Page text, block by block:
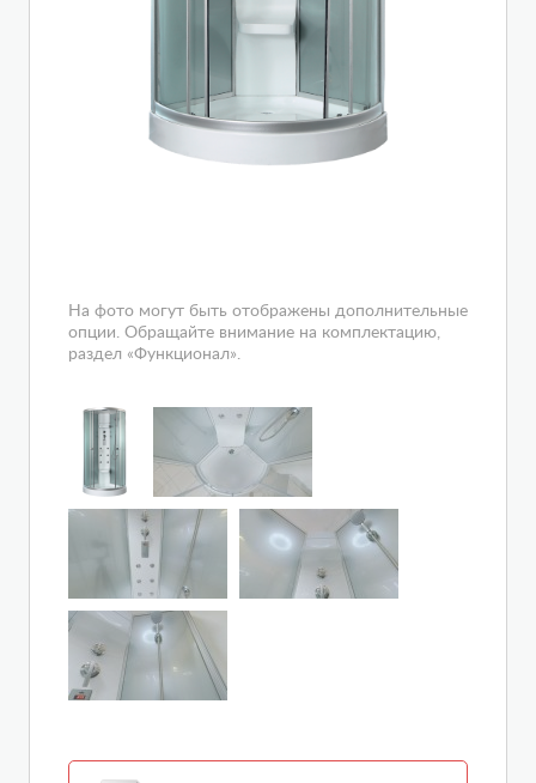
На фото могут быть отображены дополнительные
опции. Обращайте внимание на комплектацию,
раздел «Функционал».